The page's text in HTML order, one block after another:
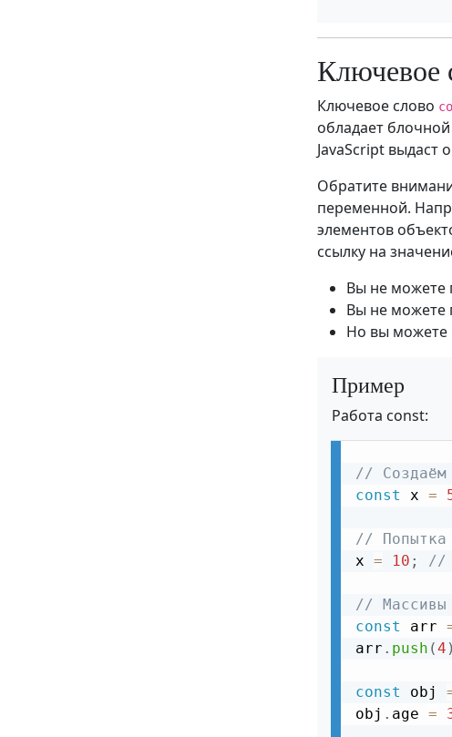
Ключевое
Ключевое слово
обладает
JavaScript выдаст
Обратите
переменной.
элементов
ссылку на
Вы не можете
Вы не можете
Но вы можете
Пример
Работа const:
// Создаём
const
x =
// Попытка
x = 10 ; //
// Массивы
const
arr
arr . push (4 )
const obj
obj . age =